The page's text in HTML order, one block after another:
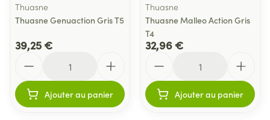
Thuasne
Thuasne Genuaction Gris T5
39,25 €
Ajouter au panier
Thuasne
Thuasne Malleo Action Gris
T4
32,96 €
Ajouter au panier